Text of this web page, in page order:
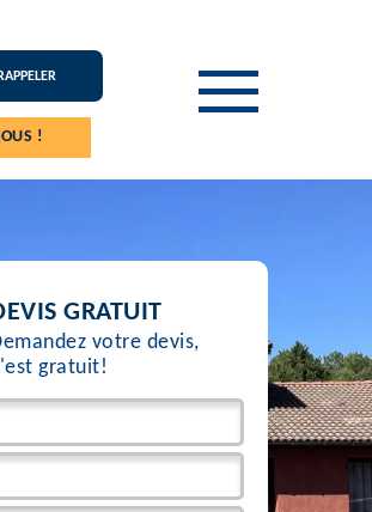
!
GRATUIT
votre devis,
gratuit!